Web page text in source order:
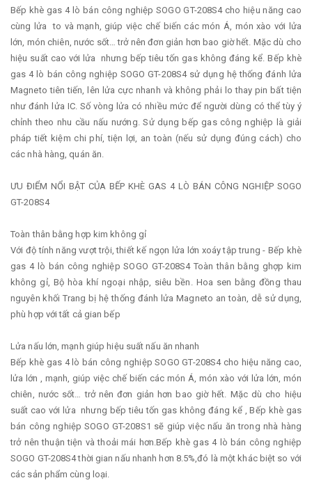
Bếp khè gas 4 lò bán công nghiệp SOGO GT-208S4 cho hiệu năng cao
cùng lửa to và mạnh, giúp việc chế biến các món Á, món xào với lửa
lớn, món chiên, nước sốt… trở nên đơn giản hơn bao giờ hết. Mặc dù cho
hiệu suất cao với lửa nhưng bếp tiêu tốn gas không đáng kể. Bếp khè
gas 4 lò bán công nghiệp SOGO GT-208S4 sử dụng hệ thống đánh lửa
Magneto tiên tiến, lên lửa cực nhanh và không phải lo thay pin bất tiện
như đánh lửa IC. Số vòng lửa có nhiều mức để người dùng có thể tùy ý
chỉnh theo nhu cầu nấu nướng. Sử dụng bếp gas công nghiệp là giải
pháp tiết kiệm chi phí, tiện lợi, an toàn (nếu sử dụng đúng cách) cho
các nhà hàng, quán ăn.
ƯU ĐIỂM NỔI BẬT CỦA BẾP KHÈ GAS 4 LÒ BÁN CÔNG NGHIỆP SOGO
GT-208S4
Toàn thân bằng hợp kim không gỉ
Với độ tính năng vượt trội, thiết kế ngọn lửa lớn xoáy tập trung - Bếp khè
gas 4 lò bán công nghiệp SOGO GT-208S4 Toàn thân bằng ghợp kim
không gỉ, Bộ hòa khí ngoại nhập, siêu bền. Hoa sen bằng đồng thau
nguyên khối Trang bị hệ thống đánh lửa Magneto an toàn, dễ sử dụng,
phù hợp với tất cả gian bếp
Lửa nấu lớn, mạnh giúp hiệu suất nấu ăn nhanh
Bếp khè gas 4 lò bán công nghiệp SOGO GT-208S4 cho hiệu năng cao,
lửa lớn , mạnh, giúp việc chế biến các món Á, món xào với lửa lớn, món
chiên, nước sốt… trở nên đơn giản hơn bao giờ hết. Mặc dù cho hiệu
suất cao với lửa nhưng bếp tiêu tốn gas không đáng kể , Bếp khè gas
bán công nghiệp SOGO GT-208S1 sẽ giúp việc nấu ăn trong nhà hàng
trở nên thuận tiện và thoải mái hơn.Bếp khè gas 4 lò bán công nghiệp
SOGO GT-208S4 thời gian nấu nhanh hơn 8.5%,đó là một khác biệt so với
các sản phẩm cùng loại.